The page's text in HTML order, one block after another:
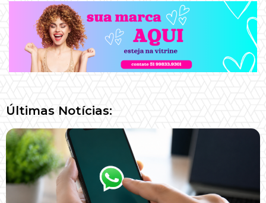
Últimas Notícias: